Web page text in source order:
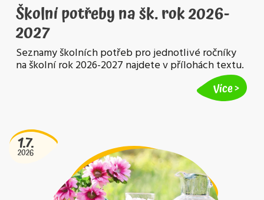
Školní potřeby na šk. rok 2026-
2027
Seznamy školních potřeb pro jednotlivé ročníky
na školní rok 2026-2027 najdete v přílohách textu.
Více
1.7.
2026